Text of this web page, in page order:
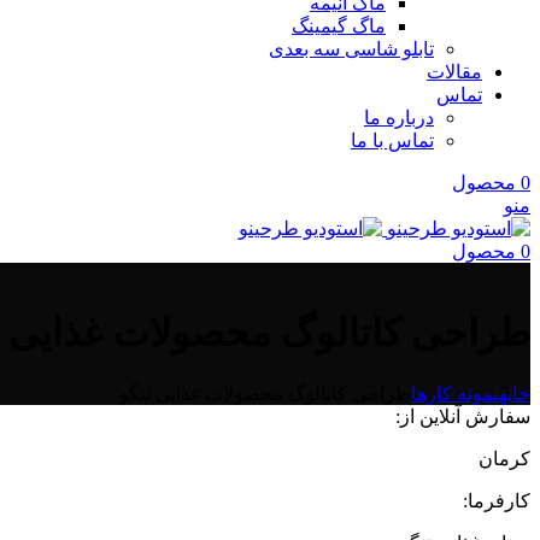
ماگ گیمینگ
تابلو شاسی سه بعدی
مقالات
تماس
درباره ما
تماس با ما
0 محصول
منو
0 محصول
خانهنمونه کارها
سفارش آنلاین از:
کرمان
کارفرما: